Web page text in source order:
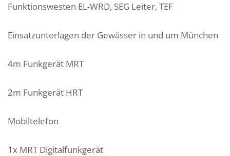
Funktionswesten EL-WRD, SEG Leiter, TEF
Einsatzunterlagen der Gewässer in und um München
4m Funkgerät MRT
2m Funkgerät HRT
Mobiltelefon
1x MRT Digitalfunkgerät